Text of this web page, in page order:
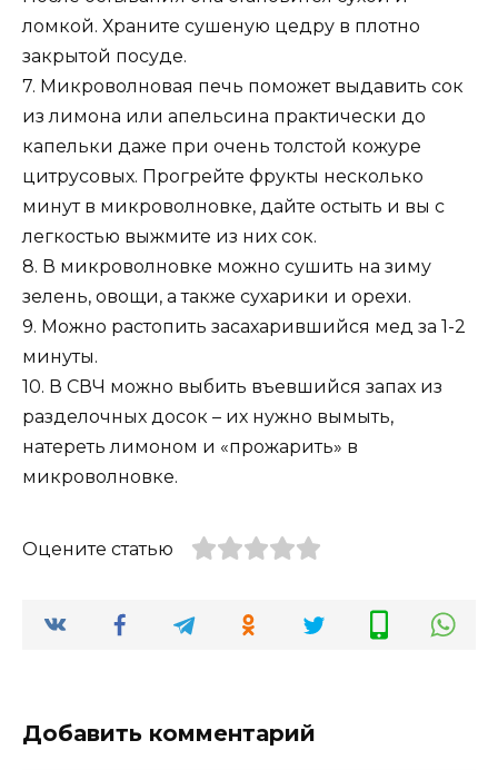
ломкой. Храните сушеную цедру в плотно
закрытой посуде.
7. Микроволновая печь поможет выдавить сок
из лимона или апельсина практически до
капельки даже при очень толстой кожуре
цитрусовых. Прогрейте фрукты несколько
минут в микроволновке, дайте остыть и вы с
легкостью выжмите из них сок.
8. В микроволновке можно сушить на зиму
зелень, овощи, а также сухарики и орехи.
9. Можно растопить засахарившийся мед за 1-2
минуты.
10. В СВЧ можно выбить въевшийся запах из
разделочных досок – их нужно вымыть,
натереть лимоном и «прожарить» в
микроволновке.
Оцените статью
Добавить комментарий